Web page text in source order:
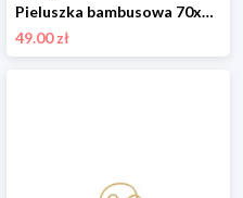
Pieluszka bambusowa 70x70 - Rajskie ptaszki
49.00 zł